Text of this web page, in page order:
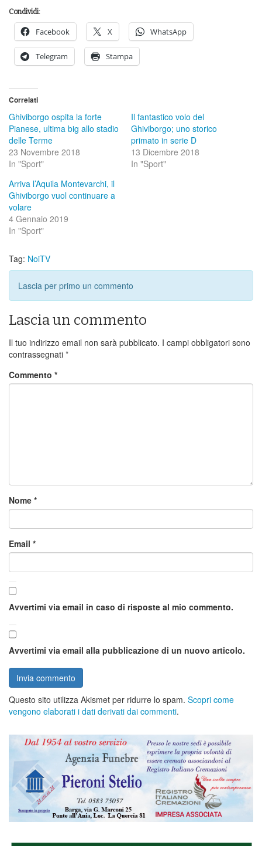
Condividi:
Facebook X WhatsApp
Telegram Stampa
Correlati
Ghiviborgo ospita la forte
Pianese, ultima big allo stadio
delle Terme
23 Novembre 2018
In "Sport"
Il fantastico volo del
Ghiviborgo; uno storico
primato in serie D
13 Dicembre 2018
In "Sport"
Arriva l’Aquila Montevarchi, il
Ghiviborgo vuol continuare a
volare
4 Gennaio 2019
In "Sport"
Tag: NoiTV
Lascia per primo un commento
Lascia un commento
Il tuo indirizzo email non sarà pubblicato. I campi obbligatori sono
contrassegnati *
Commento *
Nome *
Email *
Avvertimi via email in caso di risposte al mio commento.
Avvertimi via email alla pubblicazione di un nuovo articolo.
Questo sito utilizza Akismet per ridurre lo spam. Scopri come
vengono elaborati i dati derivati dai commenti.